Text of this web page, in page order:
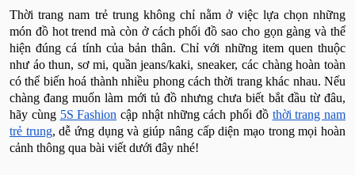
Thời trang nam trẻ trung không chỉ nằm ở việc lựa chọn những
món đồ hot trend mà còn ở cách phối đồ sao cho gọn gàng và thể
hiện đúng cá tính của bản thân. Chỉ với những item quen thuộc
như áo thun, sơ mi, quần jeans/kaki, sneaker, các chàng hoàn toàn
có thể biến hoá thành nhiều phong cách thời trang khác nhau. Nếu
chàng đang muốn làm mới tủ đồ nhưng chưa biết bắt đầu từ đâu,
hãy cùng 5S Fashion cập nhật những cách phối đồ thời trang nam
trẻ trung, dễ ứng dụng và giúp nâng cấp diện mạo trong mọi hoàn
cảnh thông qua bài viết dưới đây nhé!